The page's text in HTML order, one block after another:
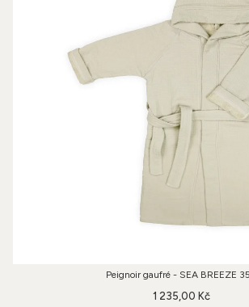
Peignoir gaufré - SEA BREEZE
1 235,00 Kč